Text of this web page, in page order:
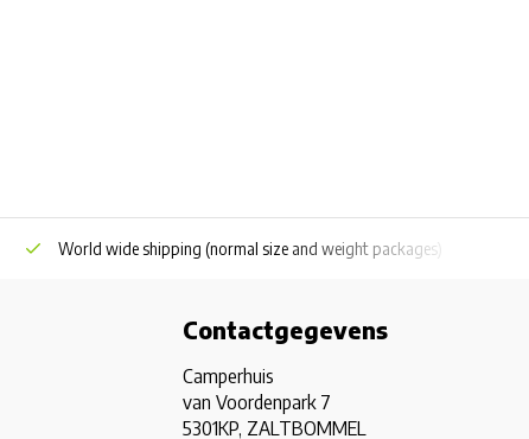
World wide shipping (normal size and weight packages)
Contactgegevens
Camperhuis
van Voordenpark 7
5301KP, ZALTBOMMEL